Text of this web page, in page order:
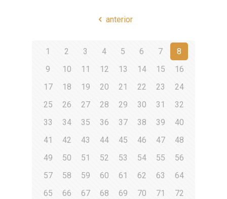
anterior
1 2 3 4 5 6 7
8
9
10 11 12 13 14 15
16
17
18 19 20 21 22 23
24
25
26 27 28 29 30 31
32
33
34 35 36 37 38 39
40
41
42 43 44 45 46 47
48
49
50 51 52 53 54 55
56
57
58 59 60 61 62 63
64
65
66 67 68 69 70 71
72